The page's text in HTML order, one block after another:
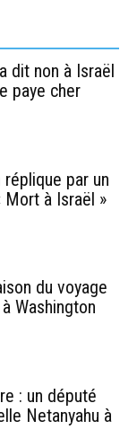
dit non à Israël
paye cher
réplique par un
Mort à Israël »
du voyage
Washington
: un député
Netanyahu à